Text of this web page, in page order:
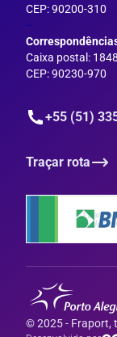
CEP: 90200-310
--
Caixa postal:
CEP: 90230-970
+55 (51)
Traçar rota
© 2025 - Fraport,